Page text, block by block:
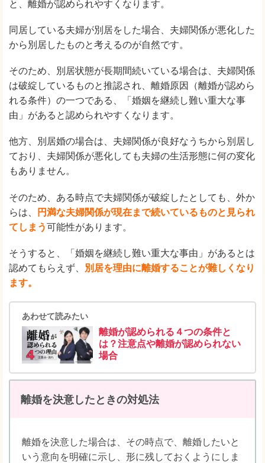
と、離婚が認められやすくなります。
同居している夫婦が別居をした場合、夫婦関係が悪化した
から別居したものと考えるのが自然です。
そのため、別居状態が長期間続いている場合は、夫婦関係
は破綻しているものと推認され、離婚原因（離婚が認めら
れる条件）の一つである、「婚姻を継続し難い重大な事
由」があると認められやすくなります。
他方、別居婚の場合は、夫婦関係が良好なうちから別居し
ており、夫婦関係が悪化しても夫婦の生活形態に何の変化
もありません。
そのため、ある時点で夫婦関係が破綻したとしても、外か
らは、
円満な夫婦関係が現在まで続いているものと見られ
てしまう可能性があります。
そうすると、「婚姻を継続し難い重大な事由」があるとは
認めてもらえず、
別居を理由に離婚することが難しくなり
ます。
あわせて読みたい
離婚が認められる４つの条件と
は？注意点や離婚が認められない
場合
離婚を決意したときの対処法
離婚を決意した場合は、その時点で、離婚したいと
いう意向を明確に示し、形に残しておくようにしま